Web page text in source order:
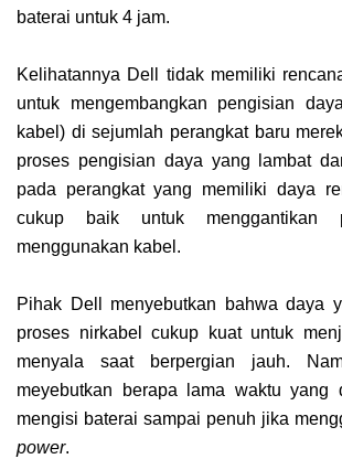
baterai untuk 4 jam.
Kelihatannya Dell tidak memiliki
untuk mengembangkan pengisian
kabel) di sejumlah perangkat baru
proses pengisian daya yang lambat
pada perangkat yang memiliki daya
cukup baik untuk menggantikan
menggunakan kabel.
Pihak Dell menyebutkan bahwa daya
proses nirkabel cukup kuat untuk
menyala saat berpergian jauh.
meyebutkan berapa lama waktu yang
mengisi baterai sampai penuh jika
power.